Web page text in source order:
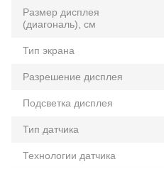
Размер дисплея
(диагональ), см
Тип экрана
Разрешение дисплея
Подсветка дисплея
Тип датчика
Технологии датчика